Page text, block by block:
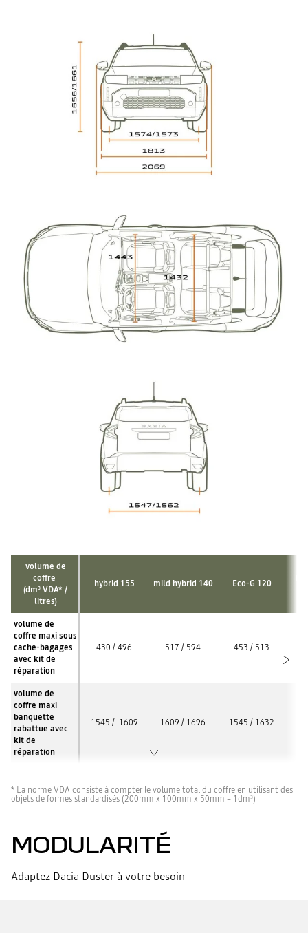
volume de
coffre
(dm3 VDA* /
litres)
hybrid 155 mild hybrid 140 Eco-G 120
volume de
coffre maxi sous
cache-bagages
avec kit de
réparation
430 / 496 517 / 594 453 / 513
volume de
coffre maxi
banquette
rabattue avec
kit de
réparation
1545 / 1609 1609 / 1696 1545 / 1632
* La norme VDA consiste à compter le volume total du coffre en utilisant des
objets de formes standardisés (200mm x 100mm x 50mm = 1dm3)
MODULARITÉ
Adaptez Dacia Duster à votre besoin